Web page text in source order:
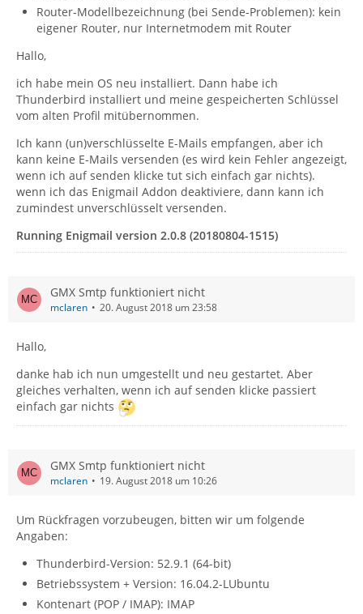
Router-Modellbezeichnung (bei Sende-Problemen): kein
eigener Router, nur Internetmodem mit Router
Hallo,
ich habe mein OS neu installiert. Dann habe ich
Thunderbird installiert und meine gespeicherten Schlüssel
vom alten Profil mitübernommen.
Ich kann (un)verschlüsselte E-Mails empfangen, aber ich
kann keine E-Mails versenden (es wird kein Fehler angezeigt,
wenn ich auf senden klicke tut sich einfach gar nichts).
wenn ich das Enigmail Addon deaktiviere, dann kann ich
zumindest unverschlüsselt versenden.
Running Enigmail version 2.0.8 (20180804-1515)
GMX Smtp funktioniert nicht
mclaren 20. August 2018 um 23:58
Hallo,
danke hab ich nun umgestellt und neu gestartet. Aber
gleiches verhalten, wenn ich auf senden klicke passiert
einfach gar nichts
GMX Smtp funktioniert nicht
mclaren 19. August 2018 um 10:26
Um Rückfragen vorzubeugen, bitten wir um folgende
Angaben:
Thunderbird-Version: 52.9.1 (64-bit)
Betriebssystem + Version: 16.04.2-LUbuntu
Kontenart (POP / IMAP): IMAP